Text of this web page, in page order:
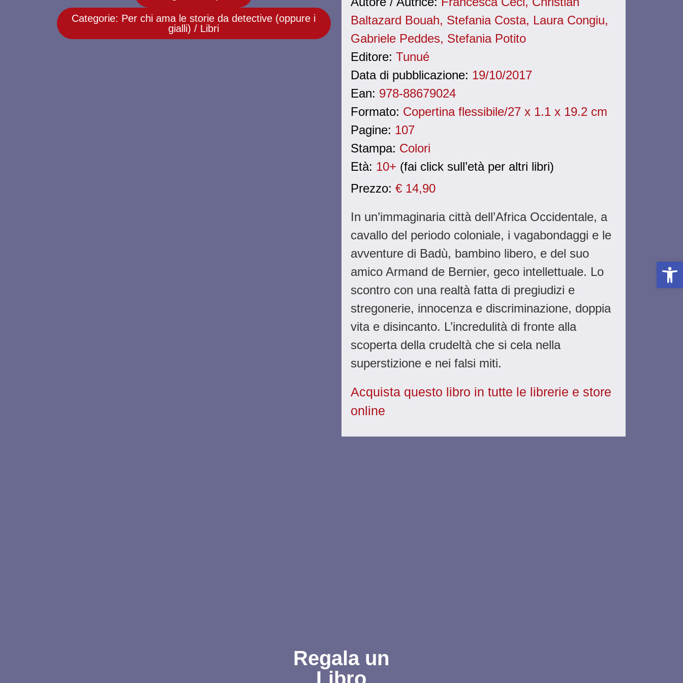
Apri la
Categorie: Per chi ama le storie da detective (oppure i
gialli) / Libri
Baltazard Bouah, Stefania Costa, Laura Congiu,
Gabriele Peddes, Stefania Potito
Editore: Tunué
Data di pubblicazione: 19/10/2017
Ean: 978-88679024
Formato: Copertina flessibile/27 x 1.1 x 19.2 cm
Pagine: 107
Stampa: Colori
Età: 10+ (fai click sull’età per altri libri)
Prezzo: € 14,90
In un’immaginaria città dell’Africa Occidentale, a
cavallo del periodo coloniale, i vagabondaggi e le
avventure di Badù, bambino libero, e del suo
amico Armand de Bernier, geco intellettuale. Lo
scontro con una realtà fatta di pregiudizi e
stregonerie, innocenza e discriminazione, doppia
vita e disincanto. L’incredulità di fronte alla
scoperta della crudeltà che si cela nella
superstizione e nei falsi miti.
Acquista questo libro in tutte le librerie e store
online
Regala un